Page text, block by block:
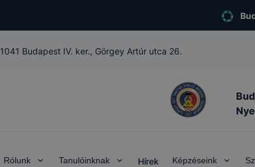
1041 Budapest IV. ker., Görgey Artúr utca 26.
Rólunk Tanulóinknak Hírek Képzéseink